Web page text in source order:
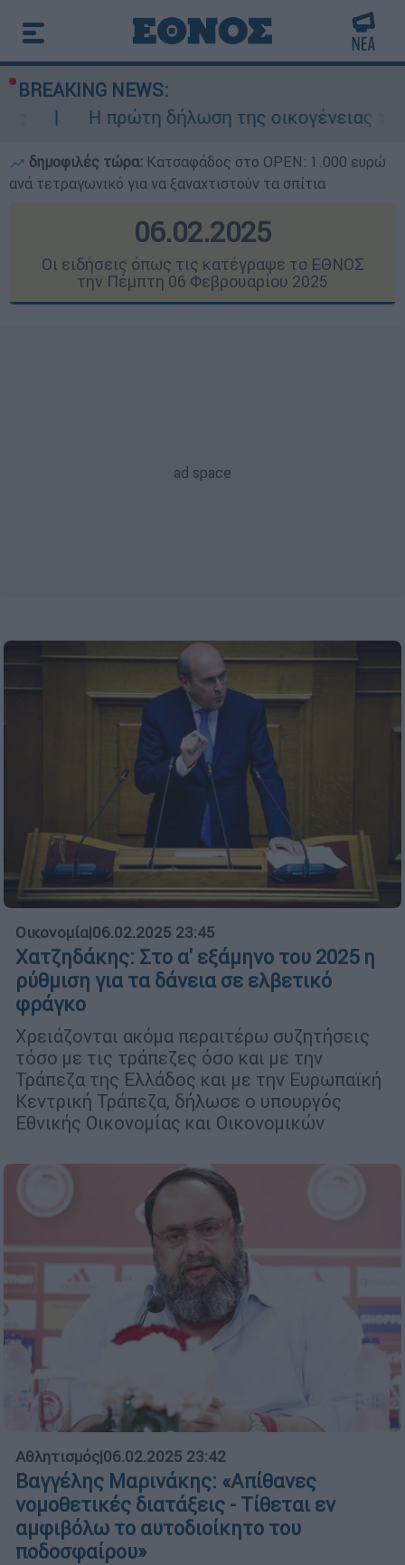
BREAKING NEWS:
δήλωση της οικογένειας της 38χρονης
δημοφιλές τώρα: Κατσαφάδος στο OPEN: 1.000 ευρώ
ανά τετραγωνικό για να ξαναχτιστούν τα σπίτια
06.02.2025
Οι ειδήσεις όπως τις κατέγραψε το ΕΘΝΟΣ
την Πέμπτη 06 Φεβρουαρίου 2025
Οικονομία|06.02.2025 23:45
Χατζηδάκης: Στο α' εξάμηνο του 2025 η
ρύθμιση για τα δάνεια σε ελβετικό
φράγκο
Χρειάζονται ακόμα περαιτέρω συζητήσεις
τόσο με τις τράπεζες όσο και με την
Τράπεζα της Ελλάδος και με την Ευρωπαϊκή
Κεντρική Τράπεζα, δήλωσε ο υπουργός
Εθνικής Οικονομίας και Οικονομικών
Αθλητισμός|06.02.2025 23:42
Βαγγέλης Μαρινάκης: «Απίθανες
νομοθετικές διατάξεις - Τίθεται εν
αμφιβόλω το αυτοδιοίκητο του
ποδοσφαίρου»